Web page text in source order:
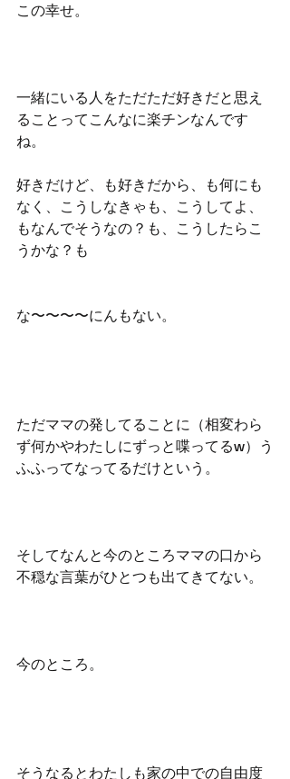
この幸せ。
一緒にいる人をただただ好きだと思え
ることってこんなに楽チンなんです
ね。
好きだけど、も好きだから、も何にも
なく、こうしなきゃも、こうしてよ、
もなんでそうなの？も、こうしたらこ
うかな？も
な〜〜〜〜にんもない。
ただママの発してることに（相変わら
ず何かやわたしにずっと喋ってるw）う
ふふってなってるだけという。
そしてなんと今のところママの口から
不穏な言葉がひとつも出てきてない。
今のところ。
そうなるとわたしも家の中での自由度